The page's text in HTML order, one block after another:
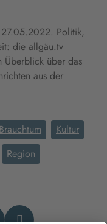
Politik,
die allgäu.tv
Überblick über das
aus der
Brauchtum
Kultur
Region